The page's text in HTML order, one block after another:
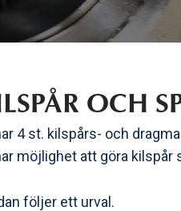
OCH
4 st. kilspårs- och
möjlighet att göra kilspår
följer ett urval.